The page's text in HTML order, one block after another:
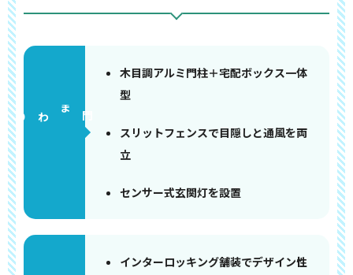
門まわり
木目調アルミ門柱＋宅配ボックス一体
型
スリットフェンスで目隠しと通風を両
立
センサー式玄関灯を設置
インターロッキング舗装でデザイン性